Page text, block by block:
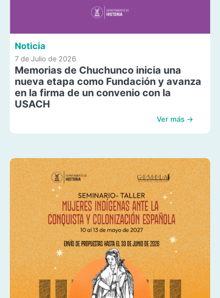
Noticia
7 de Julio de 2026
Memorias de Chuchunco inicia una
nueva etapa como Fundación y avanza
en la firma de un convenio con la
USACH
Ver más →